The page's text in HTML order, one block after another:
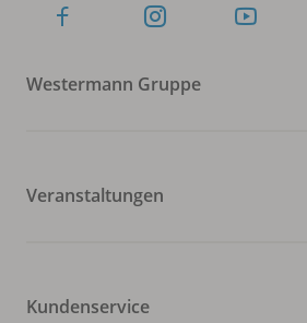
Westermann Gruppe
Veranstaltungen
Kundenservice